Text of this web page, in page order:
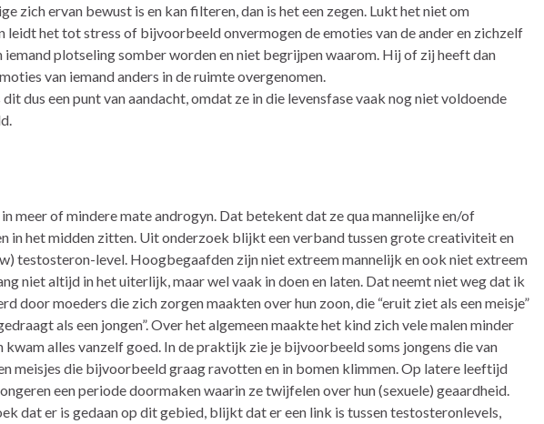
zich ervan bewust is en kan filteren, dan is het een zegen. Lukt het niet om
leidt het tot stress of bijvoorbeeld onvermogen de emoties van de ander en zichzelf
iemand plotseling somber worden en niet begrijpen waarom. Hij of zij heeft dan
van iemand anders in de ruimte overgenomen.
dus een punt van aandacht, omdat ze in die levensfase vaak nog niet voldoende
meer of mindere mate androgyn. Dat betekent dat ze qua mannelijke en/of
in het midden zitten. Uit onderzoek blijkt een verband tussen grote creativiteit en
testosteron-level. Hoogbegaafden zijn niet extreem mannelijk en ook niet extreem
niet altijd in het uiterlijk, maar wel vaak in doen en laten. Dat neemt niet weg dat ik
door moeders die zich zorgen maakten over hun zoon, die “eruit ziet als een meisje”
als een jongen”. Over het algemeen maakte het kind zich vele malen minder
kwam alles vanzelf goed. In de praktijk zie je bijvoorbeeld soms jongens die van
meisjes die bijvoorbeeld graag ravotten en in bomen klimmen. Op latere leeftijd
een periode doormaken waarin ze twijfelen over hun (sexuele) geaardheid.
dat er is gedaan op dit gebied, blijkt dat er een link is tussen testosteronlevels,